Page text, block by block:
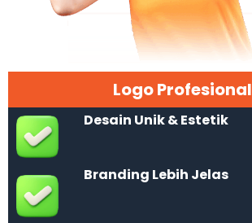
Logo Profesional
Desain Unik & Estetik
Branding Lebih Jelas